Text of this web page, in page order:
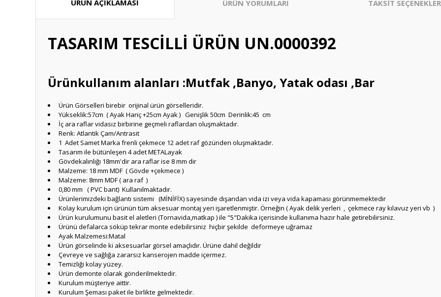
ÜRÜN AÇIKLAMASI ÜRÜN YORUMLARI TAKSİT
TASARIM TESCİLLİ ÜRÜN UN.0000392
Ürünkullanım alanları :Mutfak ,Banyo, Yatak odası ,Bar
Ürün Görselleri birebir orijinal ürün görselleridir.
Yükseklik:57cm ( Ayak Hariç +25cm Ayak ) Genişlik 50cm Derinlik:45 cm
İç ara raflar vidasız birbirine geçmeli raflardan oluşmaktadır.
Renk: Atlantik Çam/Antrasit
1 Adet Samet Marka frenli çekmece 12 adet raf gözünden oluşmaktadır.
Tasarım ile bütünleşen 4 adet METALayak
Gövdekalınlığı 18mm'dir ara raflar ise 8 mm dir
Malzeme: 18 mm MDF ( Gövde +çekmece )
Malzeme: 8mm MDF ( ara raf )
0,80 mm ( PVC bant) Kullanılmaktadır.
Ürünlerimizdeki bağlantı sistemi (MİNİFİX) sayesinde dışarıdan vida izi veya vida kapaması görünmemektedir
Kolay kurulum için ürünün tüm aksesuar montaj yeri işaretlenmiştir. Örneğin ( Ayak delik yerleri , çekmece ray kılavuz yeri vb )
Ürün kurulumunu basit el aletleri (Tornavida,matkap ) ile "5"Dakika içerisinde kullanıma hazır hale getirebilirsiniz.
Ürünü defalarca söküp tekrar monte edebilirsiniz hiçbir şekilde deformeye uğramaz
Ayak Malzemesi:Matal
Ürün görselinde ki aksesuarlar görsel amaçlıdır. Ürüne dahil değildir
Çevreye ve sağlığa zararsız kanserojen madde içermez.
Temizliği kolay yüzey.
Ürün demonte olarak gönderilmektedir.
Kurulum müşteriye aittir.
Kurulum Şeması paket ile birlikte gelmektedir.